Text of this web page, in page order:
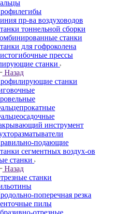
пр-ва воздуховодов
тоннельной сборки
станки
для гофроколена
прессы
станки
Назад
станки
инструмент
подающие
сегментных воздух-ов
станки
Назад
станки
поперечная резка
пилы
отрезные